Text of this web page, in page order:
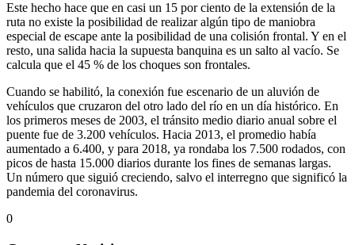
Este hecho hace que en casi un 15 por ciento de la extensión de la
ruta no existe la posibilidad de realizar algún tipo de maniobra
especial de escape ante la posibilidad de una colisión frontal. Y en el
resto, una salida hacia la supuesta banquina es un salto al vacío. Se
calcula que el 45 % de los choques son frontales.
Cuando se habilitó, la conexión fue escenario de un aluvión de
vehículos que cruzaron del otro lado del río en un día histórico. En
los primeros meses de 2003, el tránsito medio diario anual sobre el
puente fue de 3.200 vehículos. Hacia 2013, el promedio había
aumentado a 6.400, y para 2018, ya rondaba los 7.500 rodados, con
picos de hasta 15.000 diarios durante los fines de semanas largas.
Un número que siguió creciendo, salvo el interregno que significó la
pandemia del coronavirus.
0